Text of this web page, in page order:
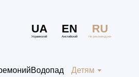
UA
Украинский
EN
Английский
RU
Не рекомендуем
Водопад Детям